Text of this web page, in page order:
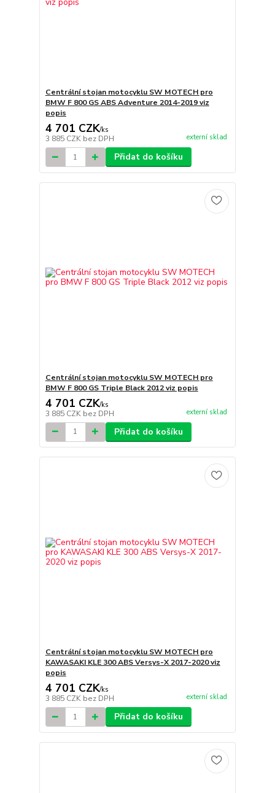
Centrální stojan motocyklu SW MOTECH pro
BMW F 800 GS ABS Adventure 2014-2019 viz
popis
4 701 CZK/ks
3 885 CZK bez DPH externí sklad
Přidat do košíku
Centrální stojan motocyklu SW MOTECH pro
BMW F 800 GS Triple Black 2012 viz popis
4 701 CZK/ks
3 885 CZK bez DPH externí sklad
Přidat do košíku
Centrální stojan motocyklu SW MOTECH pro
KAWASAKI KLE 300 ABS Versys-X 2017-2020 viz
popis
4 701 CZK/ks
3 885 CZK bez DPH externí sklad
Přidat do košíku